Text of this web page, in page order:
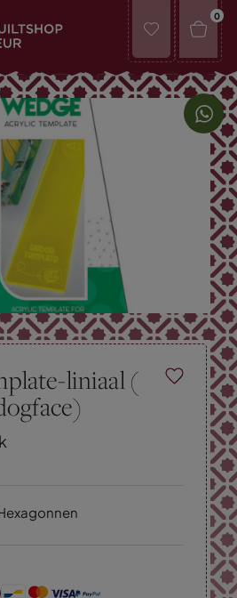
0
liniaal (